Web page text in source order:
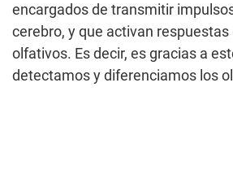
encargados de transmitir
cerebro, y que activan
olfativos. Es decir, es gracias a
detectamos y diferenciamos los